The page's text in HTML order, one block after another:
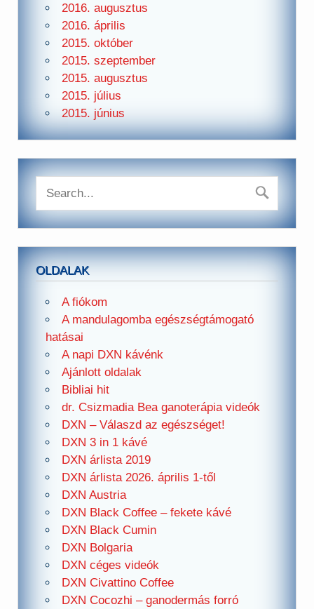
2016. augusztus
2016. április
2015. október
2015. szeptember
2015. augusztus
2015. július
2015. június
OLDALAK
A fiókom
A mandulagomba egészségtámogató
hatásai
A napi DXN kávénk
Ajánlott oldalak
Bibliai hit
dr. Csizmadia Bea ganoterápia videók
DXN – Válaszd az egészséget!
DXN 3 in 1 kávé
DXN árlista 2019
DXN árlista 2026. április 1-től
DXN Austria
DXN Black Coffee – fekete kávé
DXN Black Cumin
DXN Bolgaria
DXN céges videók
DXN Civattino Coffee
DXN Cocozhi – ganodermás forró